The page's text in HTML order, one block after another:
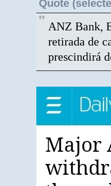
Quote
ANZ Bank,
retirada de
prescindirá